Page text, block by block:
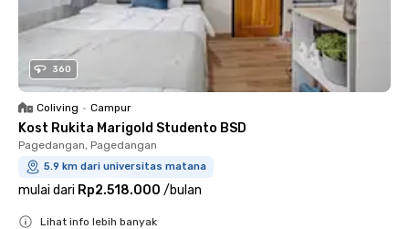
360
Coliving • Campur
Kost Rukita Marigold Studento BSD
Pagedangan, Pagedangan
5.9 km dari universitas matana
mulai dari Rp2.518.000 /bulan
Lihat info lebih banyak